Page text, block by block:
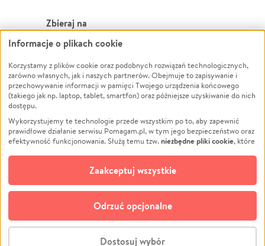
Zbieraj na
Leczenie
Zwierzęta
Pożar
Ukraina
Pomoc Finansowa
Projekty
Pogrzeb
Społeczność lokalna
Kultura
Powódź
Wichura
NGO
Edukacja
Podróż
Impreza
Ochrona środowiska
Biznes
© CROWDING SP. Z O.O.
Informacje o plikach cookie
Korzystamy z plików cookie oraz podobnych rozwiązań technologicznych,
zarówno własnych, jak i naszych partnerów. Obejmuje to zapisywanie i
przechowywanie informacji w pamięci Twojego urządzenia końcowego
(takiego jak np. laptop, tablet, smartfon) oraz późniejsze uzyskiwanie do nich
dostępu.
Wykorzystujemy te technologie przede wszystkim po to, aby zapewnić
prawidłowe działanie serwisu Pomagam.pl, w tym jego bezpieczeństwo oraz
efektywność funkcjonowania. Służą temu tzw.niezbędne pliki cookie, które
opcjonalnych plików cookie
technologii do celów analitycznych i retargetingowych. Możesz wyrazić
zgodę na ich stosowanie lub jej odmówić. W dowolnym momencie masz
możliwość zmiany swoich preferencji na stronie „Zarządzaj zgodami cookie”,
do której link znajdziesz w stopce serwisu Pomagam.pl. Opcjonalne pliki
cookie wykorzystywane są w następujących celach:
działanie serwisu Pomagam.pl. Dzięki nim możemy zrozumieć, jak
Dostosuj wybór
Odrzuć opcjonalne
Zaakceptuj wszystkie